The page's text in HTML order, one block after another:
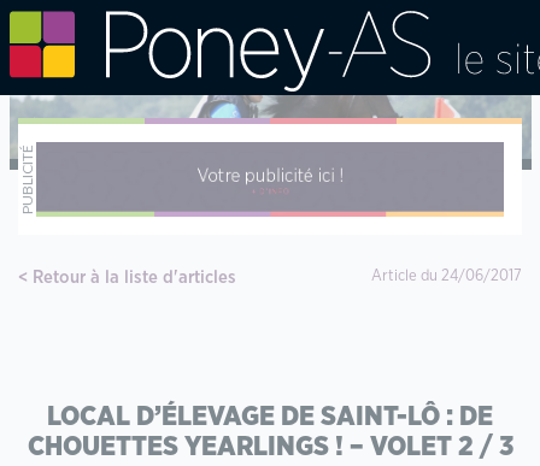
Retour à la liste d'articles Article du 24/06/2017
LOCAL D’ÉLEVAGE DE SAINT-LÔ : DE
CHOUETTES YEARLINGS ! – VOLET 2 / 3